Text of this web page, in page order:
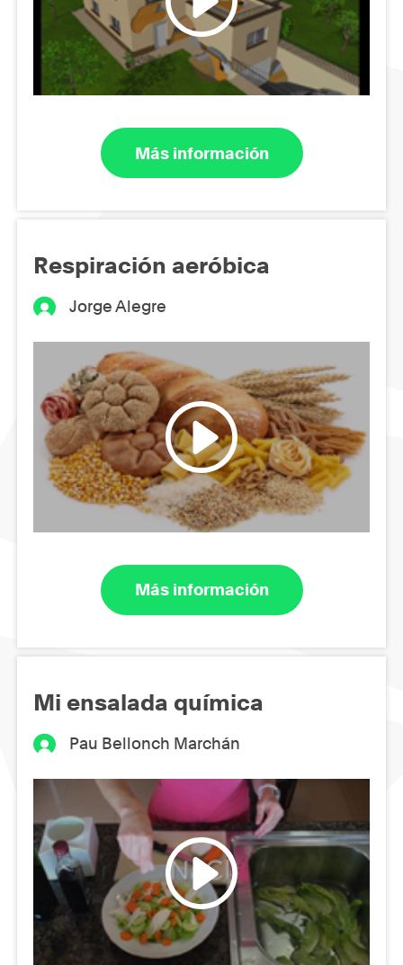
Más información
Respiración aeróbica
Jorge Alegre
Más información
Mi ensalada química
Pau Bellonch Marchán